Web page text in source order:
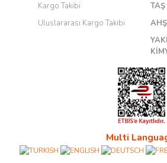
Kargo Takibi
Uluslararası Kargo Takibi
Multi